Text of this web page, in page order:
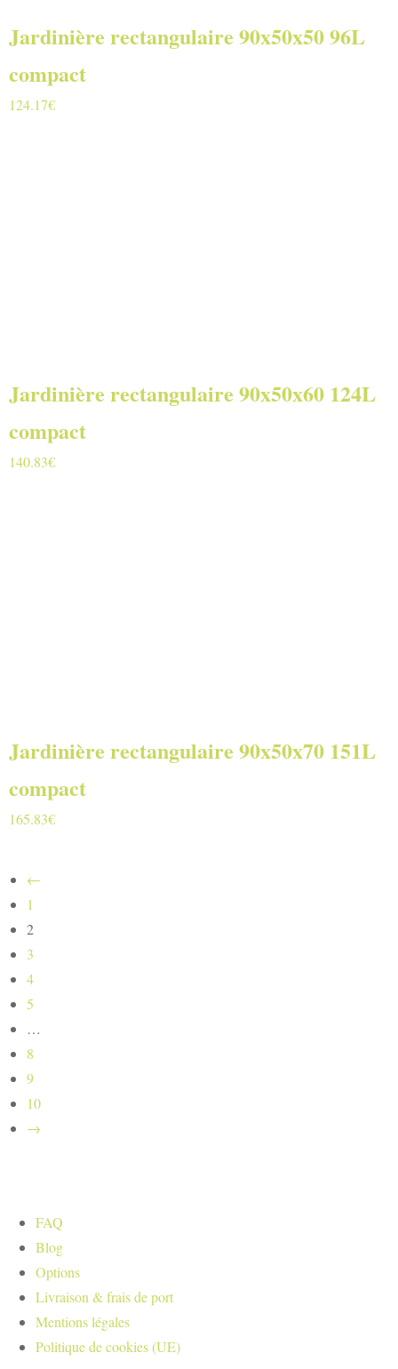
Jardinière rectangulaire 90x50x50 96L
compact
124.17€
Jardinière rectangulaire 90x50x60 124L
compact
140.83€
Jardinière rectangulaire 90x50x70 151L
compact
165.83€
←
1
2
3
4
5
…
8
9
10
→
FAQ
Blog
Options
Livraison & frais de port
Mentions légales
Politique de cookies (UE)